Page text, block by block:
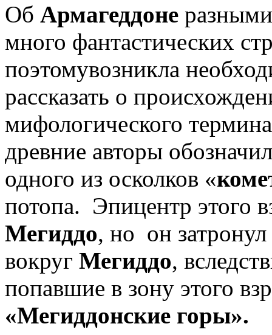
Об Армагеддоне
много фантастических
поэтомувозникла
рассказать о
мифологического
древние авторы
одного из осколков «
потопа. Эпицентр этого
Мегиддо, но он
вокруг Мегиддо,
попавшие в зону этого
«Мегиддонские горы».